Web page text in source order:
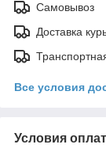
Самовывоз
Доставка
Все условия
Условия